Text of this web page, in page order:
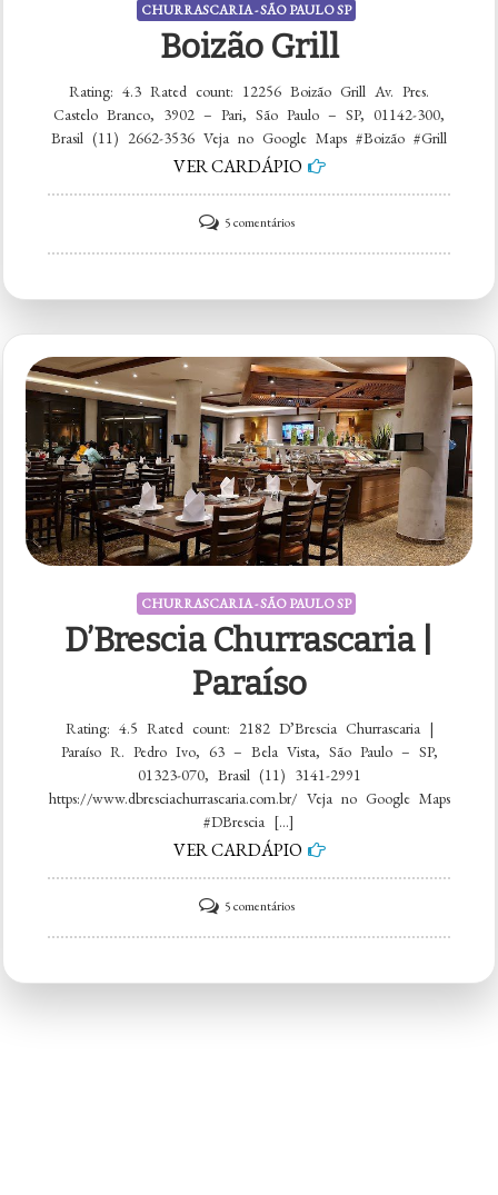
CHURRASCARIA - SÃO PAULO SP
Boizão Grill
Rating: 4.3 Rated count: 12256 Boizão Grill Av. Pres.
Castelo Branco, 3902 – Pari, São Paulo – SP, 01142-300,
Brasil (11) 2662-3536 Veja no Google Maps #Boizão #Grill
VER CARDÁPIO
5 comentáriosem
Boizão
CHURRASCARIA - SÃO PAULO SP
D’Brescia Churrascaria |
Paraíso
Rating: 4.5 Rated count: 2182 D’Brescia Churrascaria |
Paraíso R. Pedro Ivo, 63 – Bela Vista, São Paulo – SP,
01323-070, Brasil (11) 3141-2991
https://www.dbresciachurrascaria.com.br/ Veja no Google Maps
#DBrescia […]
VER CARDÁPIO
5 comentáriosem
D’Brescia